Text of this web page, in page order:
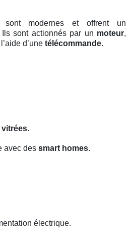
modernes et offrent un
sont actionnés par un moteur,
d’une télécommande.
vitrées.
avec des smart homes.
électrique.